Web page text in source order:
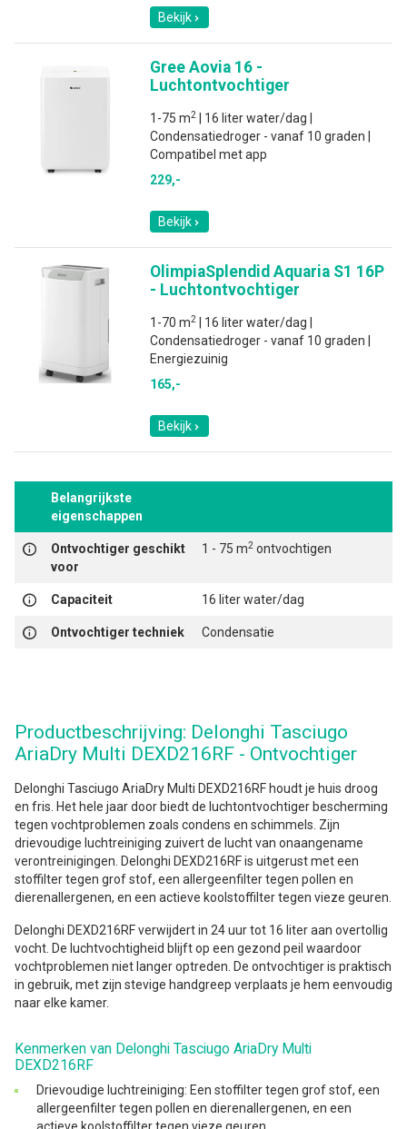
Bekijk
Gree Aovia 16 -
Luchtontvochtiger
1-75 m2
| 16 liter water/dag |
Condensatiedroger - vanaf 10 graden |
Compatibel met app
229,-
Bekijk
OlimpiaSplendid Aquaria S1 16P
- Luchtontvochtiger
1-70 m2
| 16 liter water/dag |
Condensatiedroger - vanaf 10 graden |
Energiezuinig
165,-
Bekijk
Belangrijkste
eigenschappen
Ontvochtiger geschikt
voor
1 - 75 m2 ontvochtigen
Capaciteit 16 liter water/dag
Ontvochtiger techniek Condensatie
Productbeschrijving: Delonghi Tasciugo
AriaDry Multi DEXD216RF - Ontvochtiger
Delonghi Tasciugo AriaDry Multi DEXD216RF houdt je huis droog
en fris. Het hele jaar door biedt de luchtontvochtiger bescherming
tegen vochtproblemen zoals condens en schimmels. Zijn
drievoudige luchtreiniging zuivert de lucht van onaangename
verontreinigingen. Delonghi DEXD216RF is uitgerust met een
stoffilter tegen grof stof, een allergeenfilter tegen pollen en
dierenallergenen, en een actieve koolstoffilter tegen vieze geuren.
Delonghi DEXD216RF verwijdert in 24 uur tot 16 liter aan overtollig
vocht. De luchtvochtigheid blijft op een gezond peil waardoor
vochtproblemen niet langer optreden. De ontvochtiger is praktisch
in gebruik, met zijn stevige handgreep verplaats je hem eenvoudig
naar elke kamer.
Kenmerken van Delonghi Tasciugo AriaDry Multi
DEXD216RF
Drievoudige luchtreiniging: Een stoffilter tegen grof stof, een
allergeenfilter tegen pollen en dierenallergenen, en een